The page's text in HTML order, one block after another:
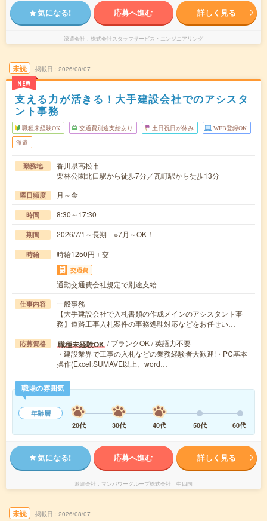
気になる! 応募へ進む 詳しく見る
派遣会社 株式会社スタッフサービス・エンジニアリング
未読
NEW
掲載日 2026/08/07
支える力が活きる！大手建設会社でのアシスタ
ント事務
職種未経験OK 交通費別途支給あり 土日祝日が休み WEB登録OK
派遣
勤務地
香川県高松市
栗林公園北口駅から徒歩7分／瓦町駅から徒歩13分
曜日頻度 月～金
時間 8:30～17:30
期間 2026/7/1～長期 ※7月～OK！
時給 時給1250円＋交
交通費
通勤交通費会社規定で別途支給
仕事内容
一般事務
【大手建設会社で入札書類の作成メインのアシスタント事
務】道路工事入札案件の事務処理対応などをお任せい…
応募資格 職種未経験OK / ブランクOK / 英語力不要
・建設業界で工事の入札などの業務経験者大歓迎!・PC基本
操作(Excel:SUMAVE以上、word…
職場の雰囲気
年齢層
20代
30代 40代 50代 60代
気になる! 応募へ進む 詳しく見る
派遣会社 マンパワーグループ株式会社 中四国
未読 掲載日 2026/08/07